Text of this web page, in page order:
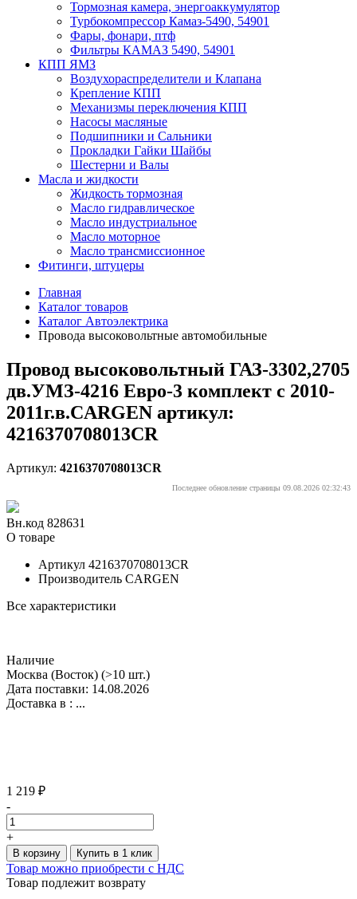
Тормозная камера, энергоаккумулятор
Турбокомпрессор Камаз-5490, 54901
Фары, фонари, птф
Фильтры КАМАЗ 5490, 54901
КПП ЯМЗ
Воздухораспределители и Клапана
Крепление КПП
Механизмы переключения КПП
Насосы масляные
Подшипники и Сальники
Прокладки Гайки Шайбы
Шестерни и Валы
Масла и жидкости
Жидкость тормозная
Масло гидравлическое
Масло индустриальное
Масло моторное
Масло трансмиссионное
Фитинги, штуцеры
Главная
Каталог товаров
Каталог Автоэлектрика
Провода высоковольтные автомобильные
Провод высоковольтный ГАЗ-3302,2705
дв.УМЗ-4216 Евро-3 комплект с 2010-
2011г.в.CARGEN артикул:
4216370708013CR
Артикул: 4216370708013CR
Последнее обновление страницы 09.08.2026 02:32:43
Вн.код 828631
О товаре
Артикул 4216370708013CR
Производитель CARGEN
Все характеристики
Наличие
Москва (Восток) (>10 шт.)
Дата поставки: 14.08.2026
Доставка в : ...
1 219 ₽
-
+
В корзину Купить в 1 клик
Товар можно приобрести с НДС
Товар подлежит возврату